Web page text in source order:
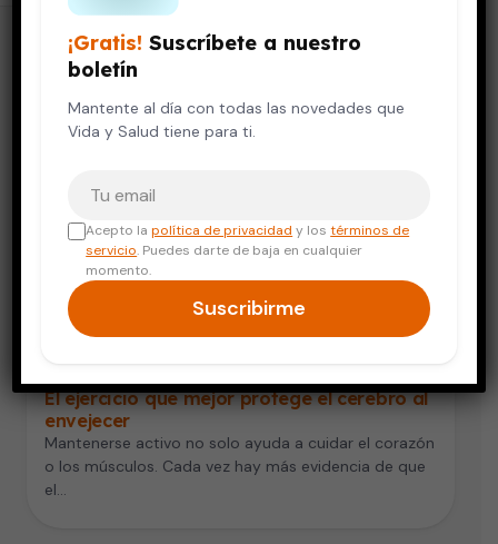
El ejercicio que mejor protege el cerebro al
envejecer
Mantenerse activo no solo ayuda a cuidar el corazón
o los músculos. Cada vez hay más evidencia de que
el…
¡Gratis! Suscríbete a nuestro
boletín
Mantente al día con todas las novedades que
Vida y Salud tiene para ti.
Acepto lapolítica de privacidad y lostérminos de
servicio. Puedes darte de baja en cualquier
momento.
Suscribirme